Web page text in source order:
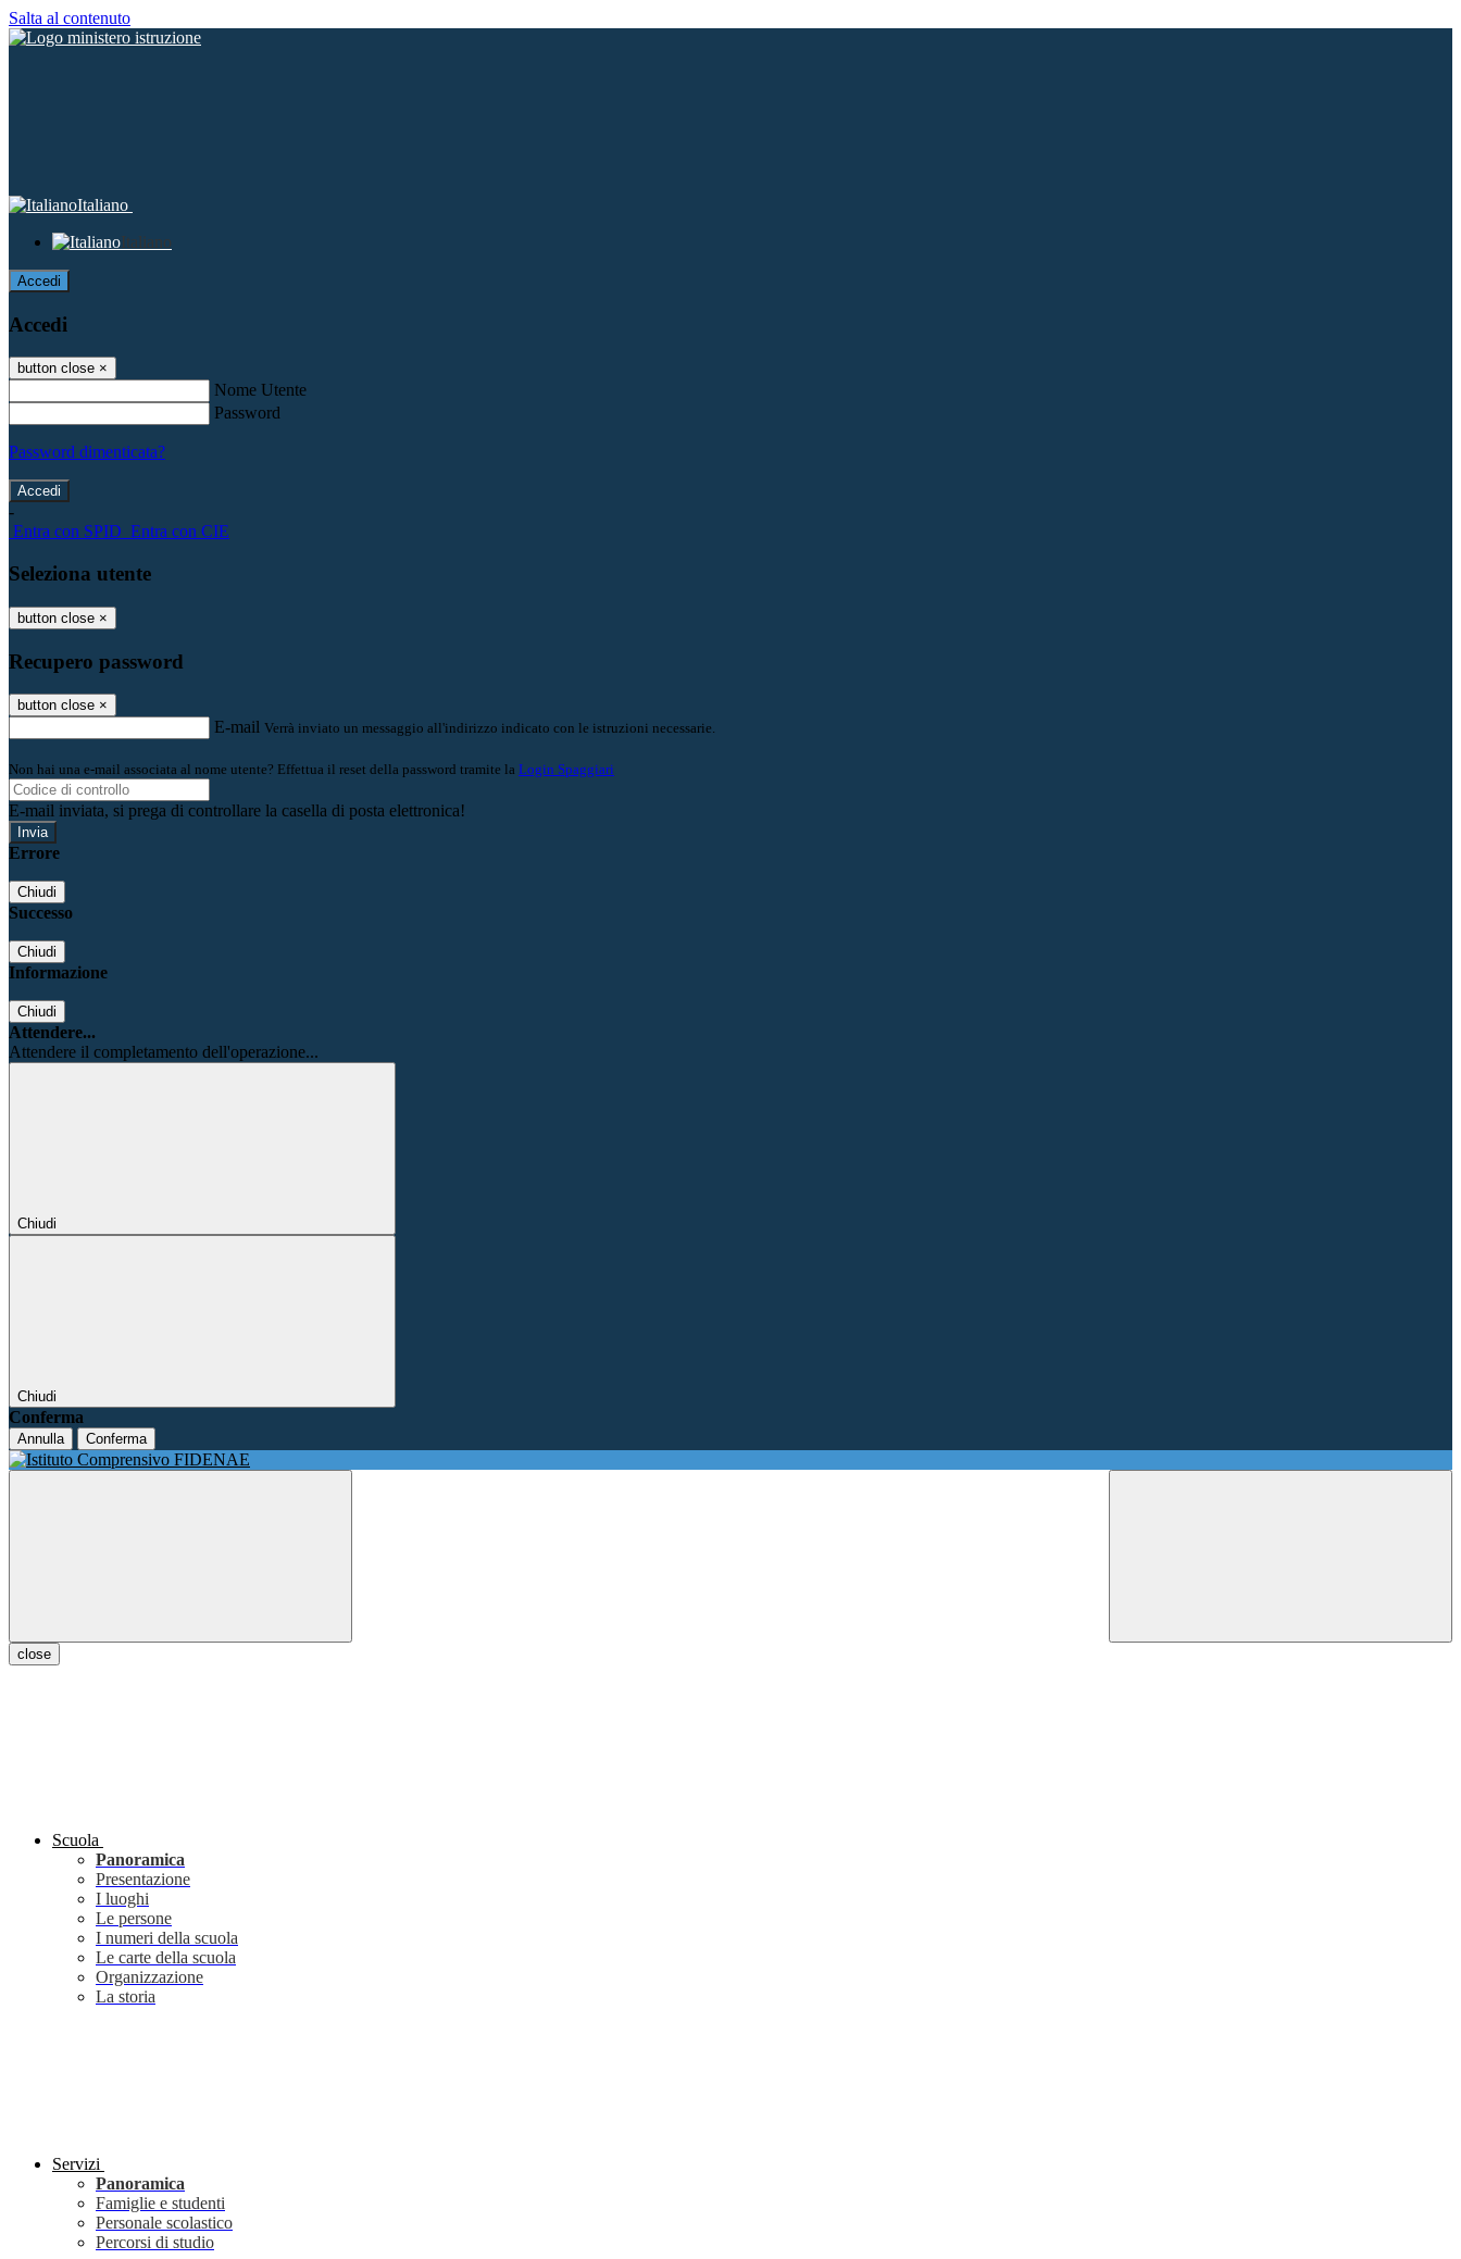
Salta al contenuto
Italiano
Italiano
Accedi
Accedi
button close ×
Nome Utente
Password
Password dimenticata?
-
Entra con SPID Entra con CIE
Seleziona utente
button close ×
Recupero password
button close ×
E-mail Verrà inviato un messaggio all'indirizzo indicato con le istruzioni necessarie.
Non hai una e-mail associata al nome utente? Effettua il reset della password tramite la Login Spaggiari
E-mail inviata, si prega di controllare la casella di posta elettronica!
Errore
Chiudi
Successo
Chiudi
Informazione
Chiudi
Attendere...
Attendere il completamento dell'operazione...
Chiudi
Chiudi
Conferma
Annulla Conferma
close
Scuola
Panoramica
Presentazione
I luoghi
Le persone
I numeri della scuola
Le carte della scuola
Organizzazione
La storia
Servizi
Panoramica
Famiglie e studenti
Personale scolastico
Percorsi di studio